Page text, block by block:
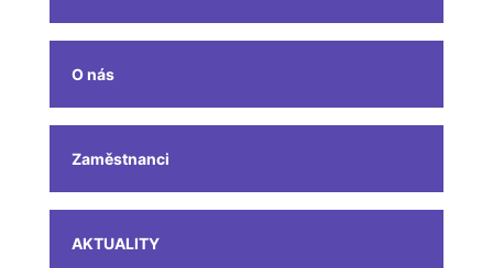
O nás
Zaměstnanci
AKTUALITY